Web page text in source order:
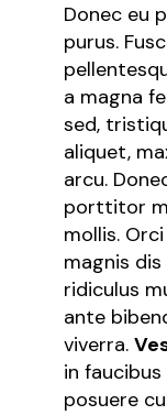
Donec eu
purus.
a magna
sed,
aliquet,
arcu.
porttitor
mollis.
magnis
ridiculus
ante
viverra.
in
posuere